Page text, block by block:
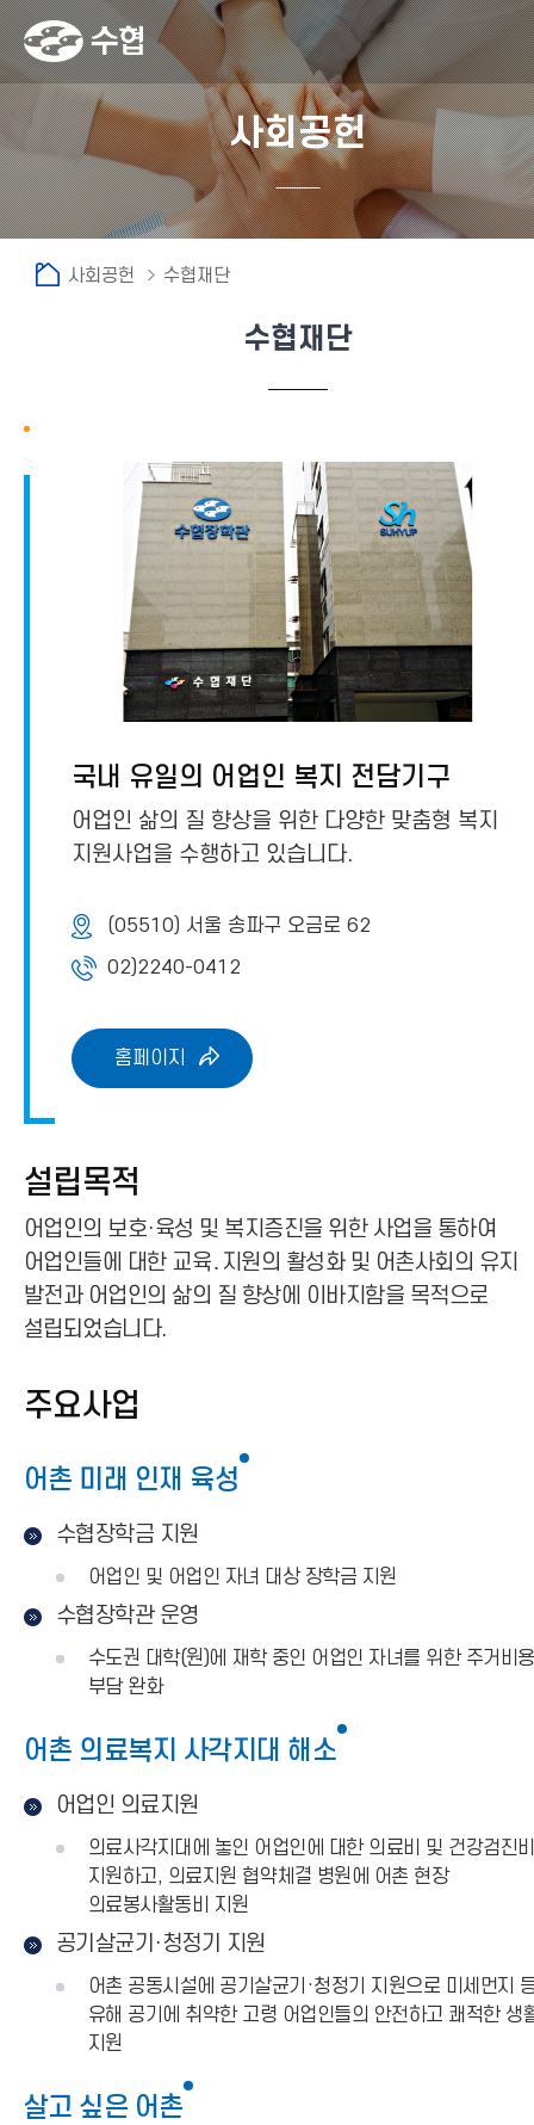
사회공헌
사회공헌 수협재단
수협재단
fnctId=sitemenu,menuViewType=tab
국내 유일의 어업인 복지 전담기구
어업인 삶의 질 향상을 위한 다양한 맞춤형 복지
지원사업을 수행하고 있습니다.
(05510) 서울 송파구 오금로 62
02)2240-0412
홈페이지
설립목적
어업인의 보호·육성 및 복지증진을 위한 사업을 통하여
어업인들에 대한 교육․지원의 활성화 및 어촌사회의 유지
발전과 어업인의 삶의 질 향상에 이바지함을 목적으로
설립되었습니다.
주요사업
어촌 미래 인재 육성
수협장학금 지원
어업인 및 어업인 자녀 대상 장학금 지원
수협장학관 운영
수도권 대학(원)에 재학 중인 어업인 자녀를 위한 주거비용
부담 완화
어촌 의료복지 사각지대 해소
어업인 의료지원
의료사각지대에 놓인 어업인에 대한 의료비 및 건강검진
지원하고, 의료지원 협약체결 병원에 어촌 현장
의료봉사활동비 지원
공기살균기·청정기 지원
어촌 공동시설에 공기살균기·청정기 지원으로 미세먼지
유해 공기에 취약한 고령 어업인들의 안전하고 쾌적한 생
지원
살고 싶은 어촌